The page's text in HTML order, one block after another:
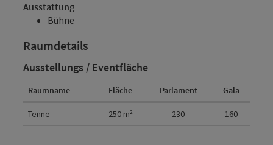
Ausstattung
Bühne
Raumdetails
Ausstellungs / Eventfläche
Raumname Fläche Parlament Gala
Tenne 250m² 230 160